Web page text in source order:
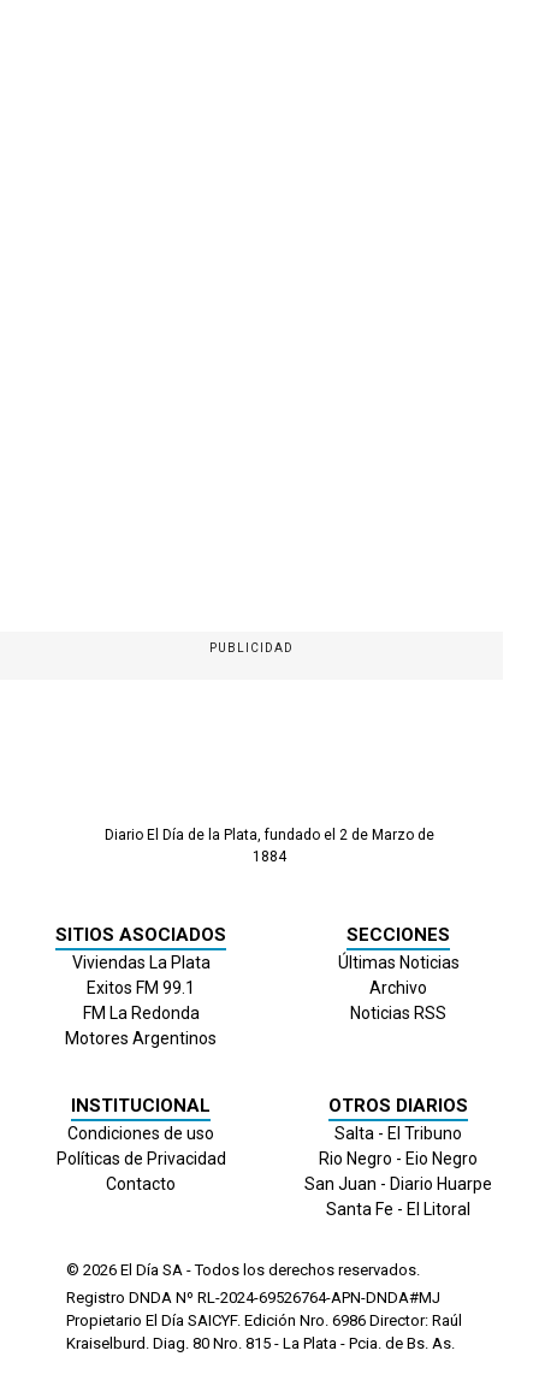
PUBLICIDAD
Diario El Día de la Plata, fundado el 2 de Marzo de
1884
SITIOS ASOCIADOS
Viviendas La Plata
Exitos FM 99.1
FM La Redonda
Motores Argentinos
SECCIONES
Últimas Noticias
Archivo
Noticias RSS
INSTITUCIONAL
Condiciones de uso
Políticas de Privacidad
Contacto
OTROS DIARIOS
Salta - El Tribuno
Rio Negro - Eio Negro
San Juan - Diario Huarpe
Santa Fe - El Litoral
© 2026 El Día SA - Todos los derechos reservados.
Registro DNDA Nº RL-2024-69526764-APN-DNDA#MJ
Propietario El Día SAICYF. Edición Nro. 6986 Director: Raúl
Kraiselburd. Diag. 80 Nro. 815 - La Plata - Pcia. de Bs. As.